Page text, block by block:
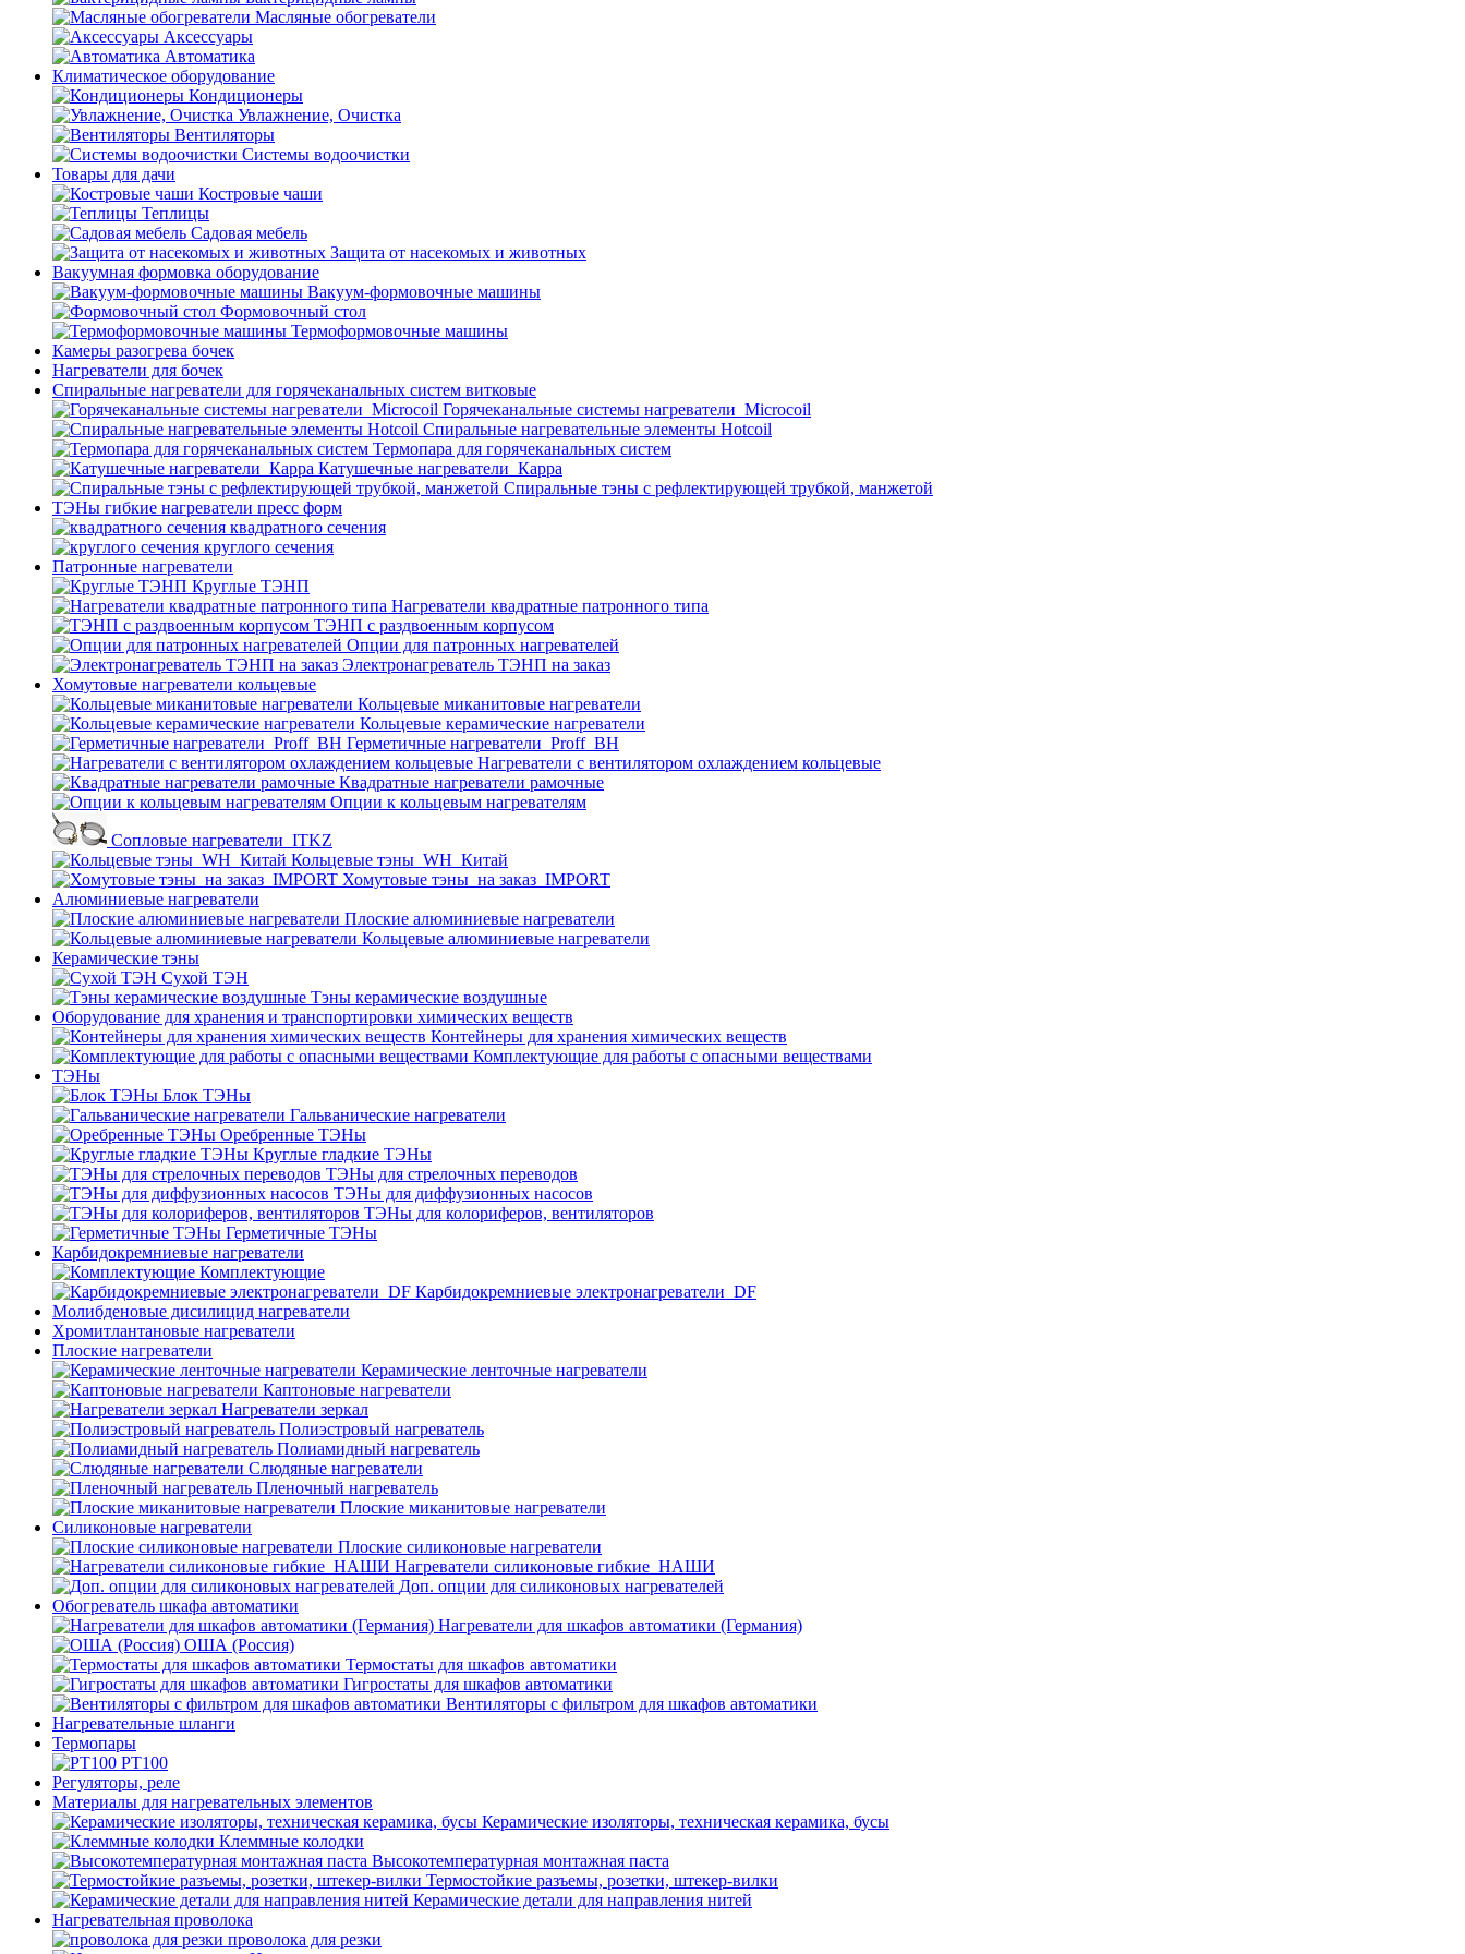
Масляные обогреватели
Аксессуары
Автоматика
Климатическое оборудование
Кондиционеры
Увлажнение, Очистка
Вентиляторы
Системы водоочистки
Товары для дачи
Костровые чаши
Теплицы
Садовая мебель
Защита от насекомых и животных
Вакуумная формовка оборудование
Вакуум-формовочные машины
Формовочный стол
Термоформовочные машины
Камеры разогрева бочек
Нагреватели для бочек
Спиральные нагреватели для горячеканальных систем витковые
Горячеканальные системы нагреватели_Microcoil
Спиральные нагревательные элементы Hotcoil
Термопара для горячеканальных систем
Катушечные нагреватели_Карра
Спиральные тэны с рефлектирующей трубкой, манжетой
ТЭНы гибкие нагреватели пресс форм
квадратного сечения
круглого сечения
Патронные нагреватели
Круглые ТЭНП
Нагреватели квадратные патронного типа
ТЭНП с раздвоенным корпусом
Опции для патронных нагревателей
Электронагреватель ТЭНП на заказ
Хомутовые нагреватели кольцевые
Кольцевые миканитовые нагреватели
Кольцевые керамические нагреватели
Герметичные нагреватели_Proff_BH
Нагреватели с вентилятором охлаждением кольцевые
Квадратные нагреватели рамочные
Опции к кольцевым нагревателям
Cопловые нагреватели_ITKZ
Кольцевые тэны_WH_Китай
Хомутовые тэны_на заказ_IMPORT
Алюминиевые нагреватели
Плоские алюминиевые нагреватели
Кольцевые алюминиевые нагреватели
Керамические тэны
Сухой ТЭН
Тэны керамические воздушные
Оборудование для хранения и транспортировки химических веществ
Контейнеры для хранения химических веществ
Комплектующие для работы с опасными веществами
ТЭНы
Блок ТЭНы
Гальванические нагреватели
Оребренные ТЭНы
Круглые гладкие ТЭНы
ТЭНы для стрелочных переводов
ТЭНы для диффузионных насосов
ТЭНы для колориферов, вентиляторов
Герметичные ТЭНы
Карбидокремниевые нагреватели
Комплектующие
Карбидокремниевые электронагреватели_DF
Молибденовые дисилицид нагреватели
Хромитлантановые нагреватели
Плоские нагреватели
Керамические ленточные нагреватели
Каптоновые нагреватели
Нагреватели зеркал
Полиэстровый нагреватель
Полиамидный нагреватель
Слюдяные нагреватели
Пленочный нагреватель
Плоские миканитовые нагреватели
Силиконовые нагреватели
Плоские силиконовые нагреватели
Нагреватели силиконовые гибкие_НАШИ
Доп. опции для силиконовых нагревателей
Обогреватель шкафа автоматики
Нагреватели для шкафов автоматики (Германия)
ОША (Россия)
Термостаты для шкафов автоматики
Гигростаты для шкафов автоматики
Вентиляторы с фильтром для шкафов автоматики
Нагревательные шланги
Термопары
PT100
Регуляторы, реле
Материалы для нагревательных элементов
Керамические изоляторы, техническая керамика, бусы
Клеммные колодки
Высокотемпературная монтажная паста
Термостойкие разъемы, розетки, штекер-вилки
Керамические детали для направления нитей
Нагревательная проволока
проволока для резки